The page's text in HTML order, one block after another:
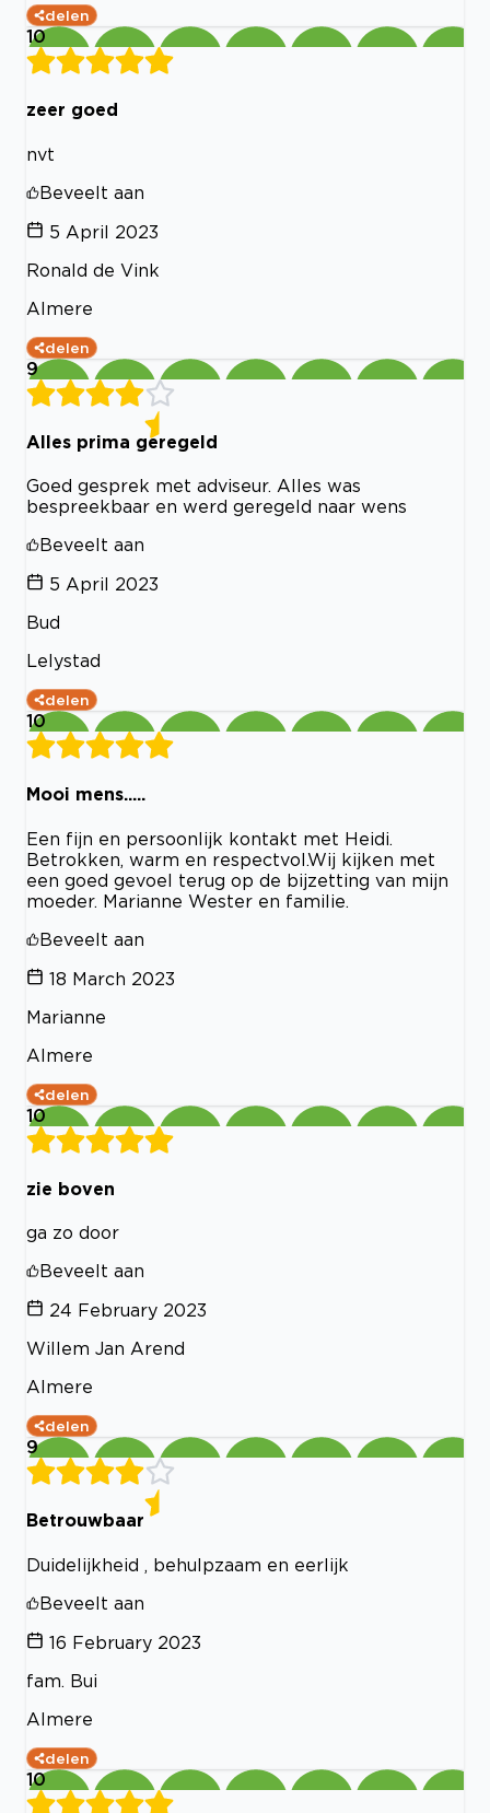
delen
10
zeer goed
nvt
Beveelt aan
5 April 2023
Ronald de Vink
Almere
delen
9
Alles prima geregeld
Goed gesprek met adviseur. Alles was
bespreekbaar en werd geregeld naar wens
Beveelt aan
5 April 2023
Bud
Lelystad
delen
10
Mooi mens.....
Een fijn en persoonlijk kontakt met Heidi.
Betrokken, warm en respectvol.Wij kijken met
een goed gevoel terug op de bijzetting van mijn
moeder. Marianne Wester en familie.
Beveelt aan
18 March 2023
Marianne
Almere
delen
10
zie boven
ga zo door
Beveelt aan
24 February 2023
Willem Jan Arend
Almere
delen
9
Betrouwbaar
Duidelijkheid , behulpzaam en eerlijk
Beveelt aan
16 February 2023
fam. Bui
Almere
delen
10